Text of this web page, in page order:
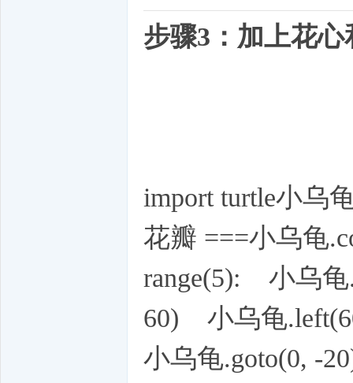
步骤3：加上花
import turtle小乌
花瓣 ===小乌龟
range(5): 小乌
60) 小乌龟
小乌龟.goto(0, -